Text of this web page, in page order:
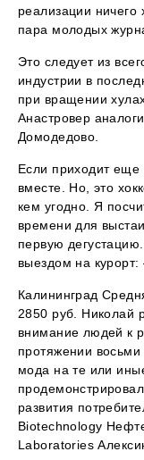
реализации ничего
пара молодых
Это следует из
индустрии в
при вращении
Анастровер
Домодедово.
Если приходит еще
вместе. Но, это
кем угодно. Я
времени для
первую
выездом на
Калининград
2850 руб. Николай
внимание людей к
протяжении
мода на те или
развития
Biotechnology
Laboratories